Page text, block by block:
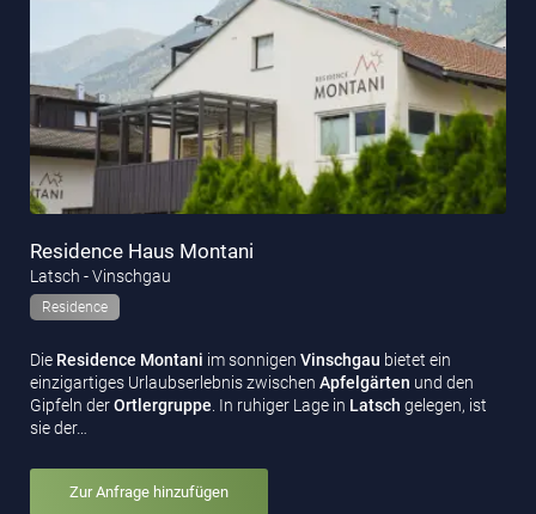
Residence Haus Montani
Latsch - Vinschgau
Residence
Die Residence Montani im sonnigen Vinschgau bietet ein
einzigartiges Urlaubserlebnis zwischen Apfelgärten und den
Gipfeln derOrtlergruppe . In ruhiger Lage in Latsch gelegen, ist
sie der…
Zur Anfrage hinzufügen